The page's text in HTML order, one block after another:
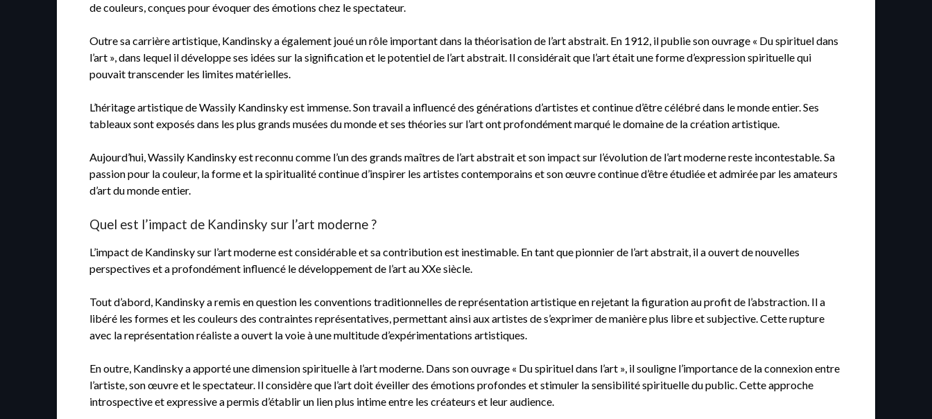
de couleurs, conçues pour évoquer des émotions chez le spectateur.
Outre sa carrière artistique, Kandinsky a également joué un rôle important dans la théorisation de l’art abstrait. En 1912, il publie son ouvrage « Du spirituel dans
l’art », dans lequel il développe ses idées sur la signification et le potentiel de l’art abstrait. Il considérait que l’art était une forme d’expression spirituelle qui
pouvait transcender les limites matérielles.
L’héritage artistique de Wassily Kandinsky est immense. Son travail a influencé des générations d’artistes et continue d’être célébré dans le monde entier. Ses
tableaux sont exposés dans les plus grands musées du monde et ses théories sur l’art ont profondément marqué le domaine de la création artistique.
Aujourd’hui, Wassily Kandinsky est reconnu comme l’un des grands maîtres de l’art abstrait et son impact sur l’évolution de l’art moderne reste incontestable. Sa
passion pour la couleur, la forme et la spiritualité continue d’inspirer les artistes contemporains et son œuvre continue d’être étudiée et admirée par les amateurs
d’art du monde entier.
Quel est l’impact de Kandinsky sur l’art moderne ?
L’impact de Kandinsky sur l’art moderne est considérable et sa contribution est inestimable. En tant que pionnier de l’art abstrait, il a ouvert de nouvelles
perspectives et a profondément influencé le développement de l’art au XXe siècle.
Tout d’abord, Kandinsky a remis en question les conventions traditionnelles de représentation artistique en rejetant la figuration au profit de l’abstraction. Il a
libéré les formes et les couleurs des contraintes représentatives, permettant ainsi aux artistes de s’exprimer de manière plus libre et subjective. Cette rupture
avec la représentation réaliste a ouvert la voie à une multitude d’expérimentations artistiques.
En outre, Kandinsky a apporté une dimension spirituelle à l’art moderne. Dans son ouvrage « Du spirituel dans l’art », il souligne l’importance de la connexion entre
l’artiste, son œuvre et le spectateur. Il considère que l’art doit éveiller des émotions profondes et stimuler la sensibilité spirituelle du public. Cette approche
introspective et expressive a permis d’établir un lien plus intime entre les créateurs et leur audience.